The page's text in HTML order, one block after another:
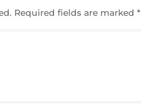
Required fields are marked*